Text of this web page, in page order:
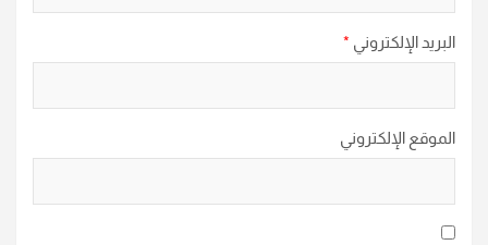
البريد الإلكتروني *
الموقع الإلكتروني